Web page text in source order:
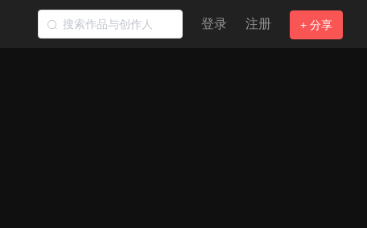
登录 注册 + 分享